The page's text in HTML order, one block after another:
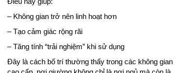
– Không gian trở nên linh hoạt hơn
– Tạo cảm giác rộng rãi
– Tăng tính “trải nghiệm” khi sử dụng
Đây là cách bố trí thường thấy trong các không gian